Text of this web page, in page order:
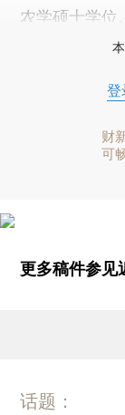
农学硕士学位。
登
财
可
更多稿件参见
话题：